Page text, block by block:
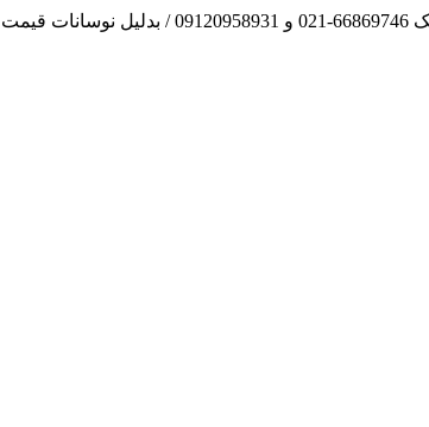
آنچه توانسته ایم، لطف خدا بوده است / فروش و